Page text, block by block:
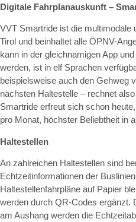
Digitale Fahrplanauskunft –
VVT Smartride ist die multimodale
Tirol und beinhaltet alle ÖPNV-
kann in der gleichnamigen App
werden, ist in elf Sprachen
beispielsweise auch den Gehweg
nächsten Haltestelle – rechnet
Smartride erfreut sich schon
pro Monat, höchster Beliebtheit in
Haltestellen
An zahlreichen Haltestellen sind
Echtzeitinformationen der
Haltestellenfahrpläne auf Papier
werden durch QR-Codes ergänzt.
am Aushang werden die